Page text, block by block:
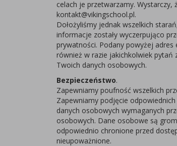
celach je przetwarzamy. Wystarczy,
kontakt@vikingschool.pl.
Dołożyliśmy jednak wszelkich
informacje zostały wyczerpująco
prywatności. Podany powyżej
również w razie jakichkolwiek pytań
Twoich danych osobowych.
Bezpieczeństwo.
Zapewniamy poufność wszelkich
Zapewniamy podjęcie
danych osobowych wymaganych
osobowych. Dane osobowe są
odpowiednio chronione przed
nieupoważnione.